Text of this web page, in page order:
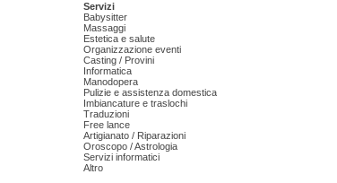
Servizi
Babysitter
Massaggi
Estetica e salute
Organizzazione eventi
Casting / Provini
Informatica
Manodopera
Pulizie e assistenza domestica
Imbiancature e traslochi
Traduzioni
Free lance
Artigianato / Riparazioni
Oroscopo / Astrologia
Servizi informatici
Altro